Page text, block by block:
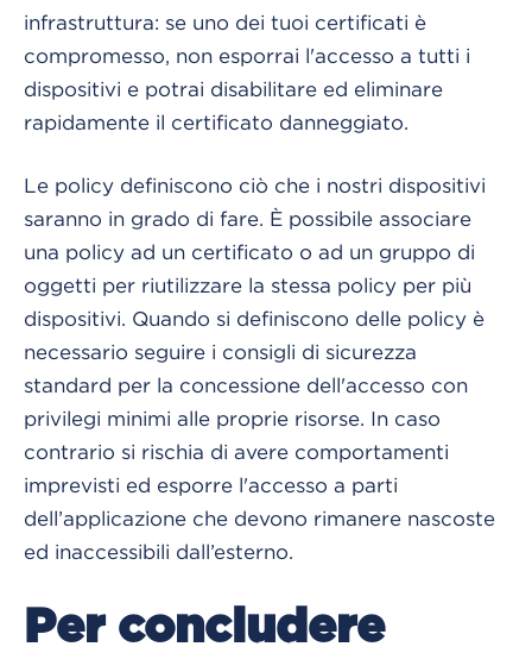
infrastruttura: se uno dei tuoi certificati è
compromesso, non esporrai l'accesso a tutti i
dispositivi e potrai disabilitare ed eliminare
rapidamente il certificato danneggiato.
Le policy definiscono ciò che i nostri dispositivi
saranno in grado di fare. È possibile associare
una policy ad un certificato o ad un gruppo di
oggetti per riutilizzare la stessa policy per più
dispositivi. Quando si definiscono delle policy è
necessario seguire i consigli di sicurezza
standard per la concessione dell'accesso con
privilegi minimi alle proprie risorse. In caso
contrario si rischia di avere comportamenti
imprevisti ed esporre l'accesso a parti
dell’applicazione che devono rimanere nascoste
ed inaccessibili dall’esterno.
Per concludere